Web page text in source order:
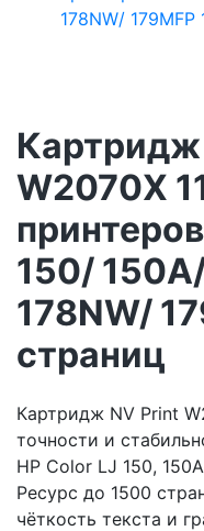
W2070X
150/
178NW/
страниц
Картридж NV Print
точности и
HP Color LJ 150,
Ресурс до 1500
чёткость текста и